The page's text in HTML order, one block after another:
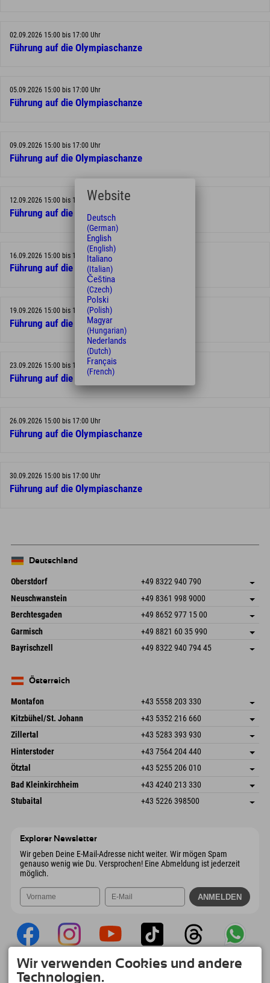
02.09.2026 15:00 bis 17:00 Uhr
Führung auf die Olympiaschanze
05.09.2026 15:00 bis 17:00 Uhr
Führung auf die Olympiaschanze
09.09.2026 15:00 bis 17:00 Uhr
Führung auf die Olympiaschanze
12.09.2026 15:00 bis 17:00 Uhr
Führung auf die Olympiaschanze
16.09.2026 15:00 bis 17:00 Uhr
Führung auf die Olympiaschanze
19.09.2026 15:00 bis 17:00 Uhr
Führung auf die Olympiaschanze
23.09.2026 15:00 bis 17:00 Uhr
Führung auf die Olympiaschanze
26.09.2026 15:00 bis 17:00 Uhr
Führung auf die Olympiaschanze
30.09.2026 15:00 bis 17:00 Uhr
Führung auf die Olympiaschanze
Deutschland
Oberstdorf +49 8322 940 790
An der Breitach 3
87538 Fischen I. Allgäu
Deutschland
Adresse speichern
Anreiseinfos
Buchen
Neuschwanstein +49 8361 998 9000
An der Riese 45
87484 Nesselwang im Allgäu
Deutschland
Adresse speichern
Buchen
Berchtesgaden +49 8652 977 15 00
Hofreitstr. 7
83471 Schönau am Königssee
Deutschland
Adresse speichern
Anreiseinfos
Buchen
Garmisch +49 8821 60 35 990
Frickenstraße 22
82490 Farchant
Adresse speichern
Bayrischzell +49 8322 940 794 45
Deutschland
Österreich
Montafon +43 5558 203 330
Dorfstr. 127b
6793 Gaschurn/Montafon
Österreich
Adresse speichern
Anreiseinfos
Buchen
Kitzbühel/St. Johann +43 5352 216 660
Speckbacherstraße 87
Österreich
Adresse speichern
Buchen
Zillertal +43 5283 393 930
Schmiedau 2
6272 Kaltenbach im Zillertal
Österreich
Adresse speichern
Anreiseinfos
Buchen
Hinterstoder +43 7564 204 440
Freizeitpark 10
Österreich
Adresse speichern
Buchen
Ötztal +43 5255 206 010
Gscheat 14
6441 Umhausen
Österreich
Adresse speichern
Anreiseinfos
Buchen
Bad Kleinkirchheim +43 4240 213 330
Dorfstraße 24
Adresse speichern
Stubaital +43 5226 398500
Explorer Newsletter
Wir geben Deine E-Mail-Adresse nicht weiter. Wir mögen Spam
genauso wenig wie Du. Versprochen! Eine Abmeldung ist jederzeit
möglich.
Explorer App
Wir verwenden Cookies und andere
Technologien.
Website
Deutsch
(German)
English
(English)
Italiano
(Italian)
Čeština
(Czech)
Polski
(Polish)
Magyar
(Hungarian)
Nederlands
(Dutch)
Français
(French)